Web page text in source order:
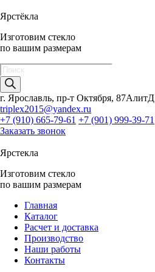
Ярстёкла
Изготовим стекло
по вашим размерам
Поиск
товаров
г. Ярославль, пр-т Октября, 87АлитД
triplex2015@yandex.ru
+7 (910) 665-79-61 +7 (901) 999-39-71
Заказать звонок
Ярстекла
Изготовим стекло
по вашим размерам
Главная
Каталог
Расчет и доставка
Производство
Наши работы
Контакты